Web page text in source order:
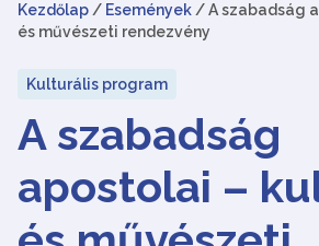
Kezdőlap / Események /A szabadság
és művészeti rendezvény
Kulturális program
A szabadság
apostolai –